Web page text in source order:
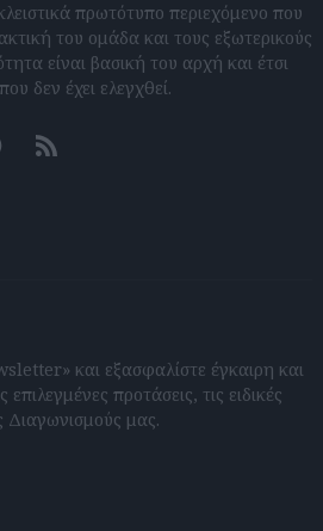
πρωτότυπο περιεχόμενο που
του ομάδα και τους εξωτερικούς
είναι βασική του αρχή και έτσι
δεν έχει ελεγχθεί.
RSS feeds
και εξασφαλίστε έγκαιρη και
προτάσεις, τις ειδικές
Διαγωνισμούς μας.